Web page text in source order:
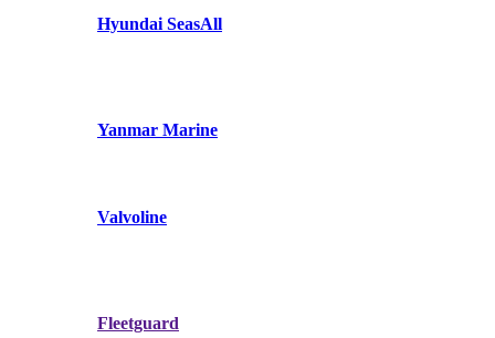
Hyundai SeasAll
Yanmar Marine
Valvoline
Fleetguard